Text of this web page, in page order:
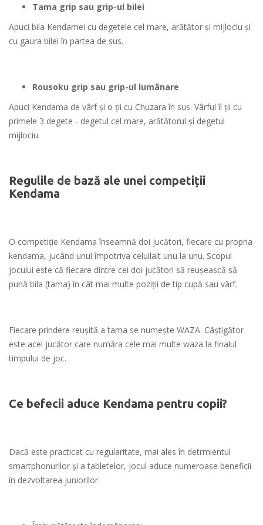
Tama grip sau grip-ul bilei
Apuci bila Kendamei cu degetele cel mare, arătător şi mijlociu şi
cu gaura bilei în partea de sus.
Rousoku grip sau grip-ul lumânare
Apuci Kendama de vârf şi o ţii cu Chuzara în sus. Vârful îl ţii cu
primele 3 degete - degetul cel mare, arătătorul şi degetul
mijlociu.
Regulile de bază ale unei competiții
Kendama
O competiţie Kendama înseamnă doi jucători, fiecare cu propria
kendama, jucând unul împotriva celuilalt unu la unu. Scopul
jocului este că fiecare dintre cei doi jucători să reuşească să
pună bila (tama) în cât mai multe poziţii de tip cupă sau vârf.
Fiecare prindere reuşită a tama se numeşte WAZA. Câştigător
este acel jucător care număra cele mai multe waza la finalul
timpului de joc.
Ce befecii aduce Kendama pentru copii?
Dacă este practicat cu regularitate, mai ales în detrmientul
smartphonurilor şi a tabletelor, jocul aduce numeroase beneficii
în dezvoltarea juniorilor: